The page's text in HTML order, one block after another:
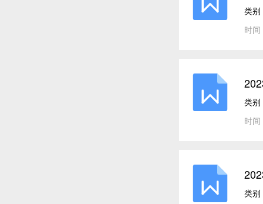
思
类别
时
类别
时
类别